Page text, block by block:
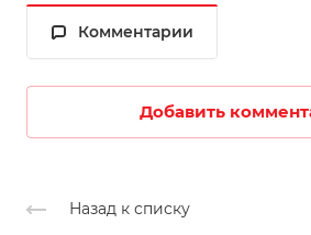
Комментарии
Добавить
Назад к списку